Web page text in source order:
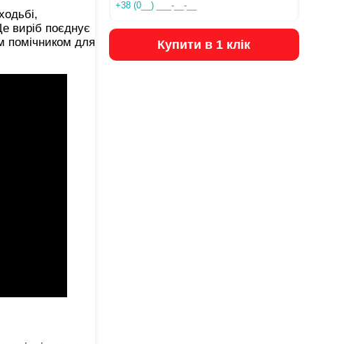
виріб поєднує
помічником для
Купити в 1 клік